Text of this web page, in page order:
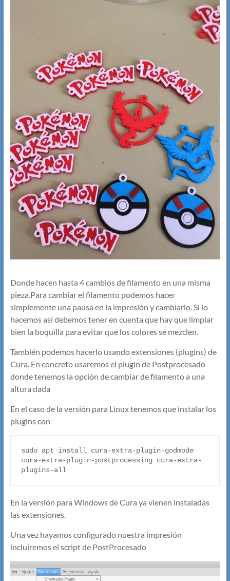
Donde hacen hasta 4 cambios de filamento en una misma
pieza.Para cambiar el filamento podemos hacer
simplemente una pausa en la impresión y cambiarlo. Si lo
hacemos así debemos tener en cuenta que hay que limpiar
bien la boquilla para evitar que los colores se mezclen.
También podemos hacerlo usando extensiones (plugins) de
Cura. En concreto usaremos el plugin de Postprocesado
donde tenemos la opción de cambiar de filamento a una
altura dada
En el caso de la versión para Linux tenemos que instalar los
plugins con
sudo apt install cura-extra-plugin-godmode
cura-extra-plugin-postprocessing cura-extra-
plugins-all
En la versión para Windows de Cura ya vienen instaladas
las extensiones.
Una vez hayamos configurado nuestra impresión
incluiremos el script de PostProcesado